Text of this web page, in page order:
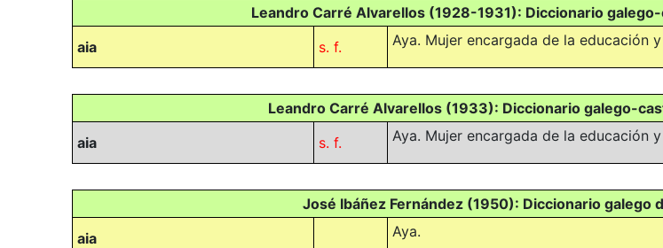
Leandro Carré Alvarellos (1928-1931): Diccionario galego-
aia
s. f. Aya. Mujer encargada de la educación
Leandro Carré Alvarellos (1933): Diccionario galego-
aia
s. f. Aya. Mujer encargada de la educación
José Ibáñez Fernández (1950): Diccionario galego
aia
Aya.